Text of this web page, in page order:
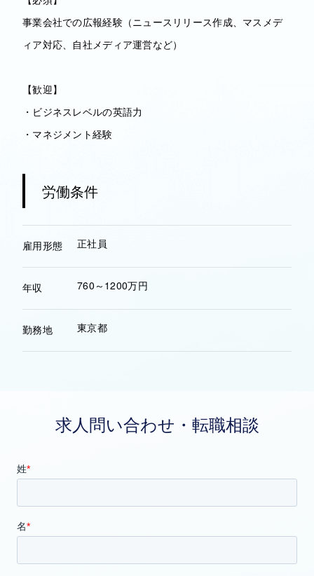
事業会社での広報経験（ニュースリリース作成、マスメデ
ィア対応、自社メディア運営など）
【歓迎】
・ビジネスレベルの英語力
・マネジメント経験
労働条件
雇用形態 正社員
年収 760～1200万円
勤務地 東京都
求人問い合わせ・転職相談